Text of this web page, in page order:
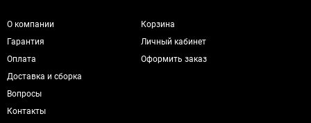
О компании
Гарантия
Оплата
Доставка и сборка
Вопросы
Контакты
Корзина
Личный кабинет
Оформить заказ